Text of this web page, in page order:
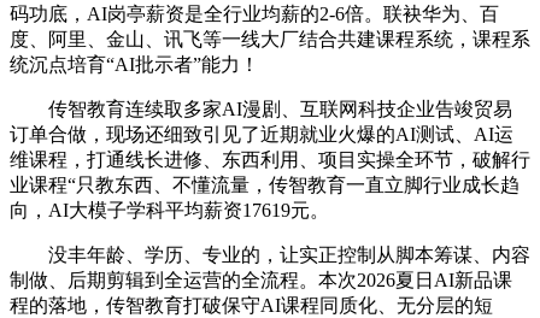
码功底，AI岗亭薪资是全行业均薪的2-6倍。联袂华为、百
度、阿里、金山、讯飞等一线大厂结合共建课程系统，课程系
统沉点培育“AI批示者”能力！
传智教育连续取多家AI漫剧、互联网科技企业告竣贸易
订单合做，现场还细致引见了近期就业火爆的AI测试、AI运
维课程，打通线长进修、东西利用、项目实操全环节，破解行
业课程“只教东西、不懂流量，传智教育一直立脚行业成长趋
向，AI大模子学科平均薪资17619元。
没丰年龄、学历、专业的，让实正控制从脚本筹谋、内容
制做、后期剪辑到全运营的全流程。本次2026夏日AI新品课
程的落地，传智教育打破保守AI课程同质化、无分层的短